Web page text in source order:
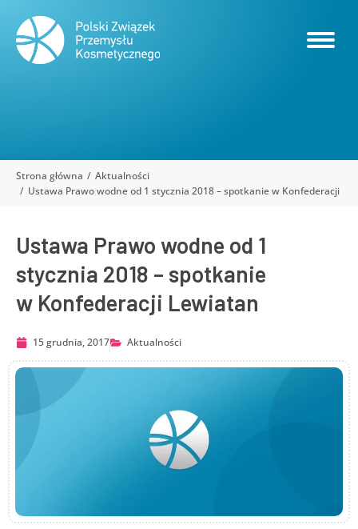
Jesteś tutaj:
Strona główna
Aktualności
Ustawa Prawo wodne od 1 stycznia 2018 – spotkanie w Konfederacji
Ustawa Prawo wodne od 1
stycznia 2018 – spotkanie
w Konfederacji Lewiatan
15 grudnia, 2017 Aktualności